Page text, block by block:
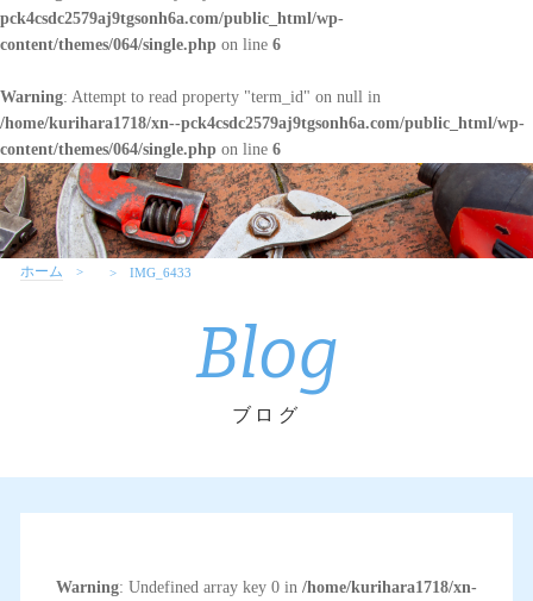
pck4csdc2579aj9tgsonh6a.com/public_html/wp-
content/themes/064/single.php on line 6
Warning: Attempt to read property "term_id" on null in
/home/kurihara1718/xn--pck4csdc2579aj9tgsonh6a.com/public_html/wp-
content/themes/064/single.php on line 6
ホーム IMG_6433
Blog
ブログ
Warning: Undefined array key 0 in /home/kurihara1718/xn-